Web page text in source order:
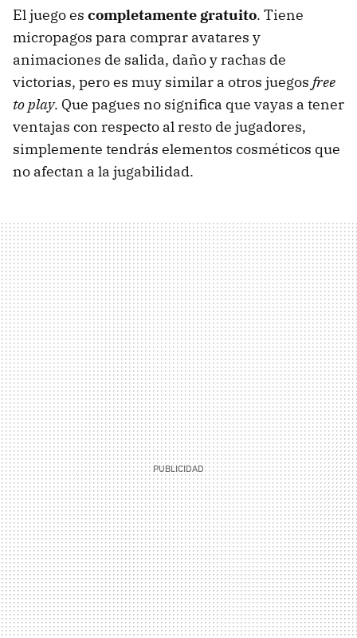
El juego es completamente gratuito. Tiene
micropagos para comprar avatares y
animaciones de salida, daño y rachas de
victorias, pero es muy similar a otros juegos free
to play. Que pagues no significa que vayas a tener
ventajas con respecto al resto de jugadores,
simplemente tendrás elementos cosméticos que
no afectan a la jugabilidad.